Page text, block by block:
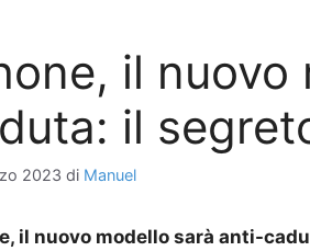
il
il
2023 di Manuel
il nuovo modello sarà anti-